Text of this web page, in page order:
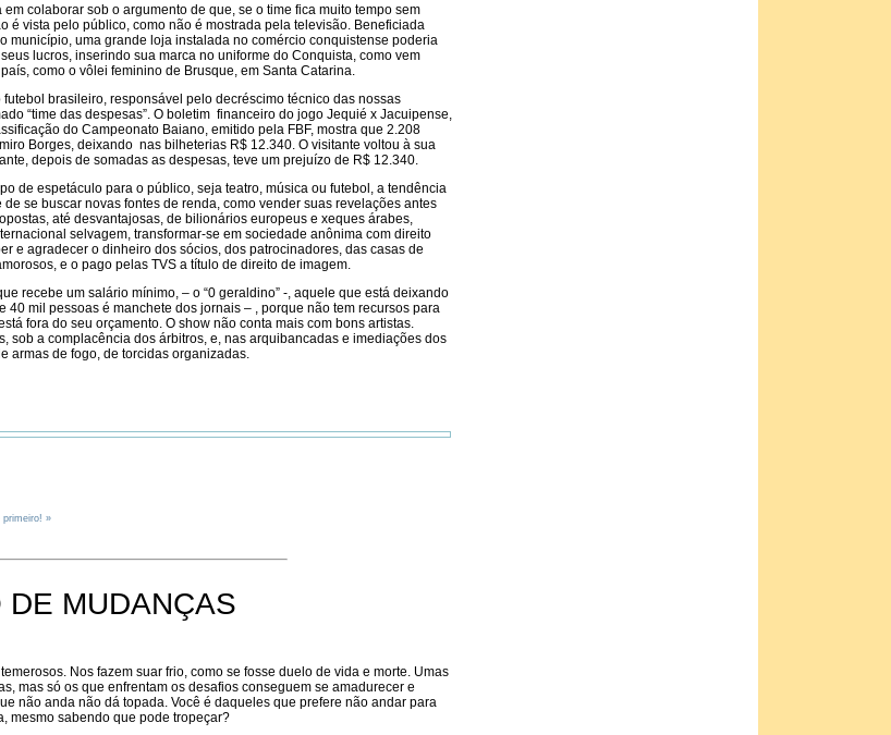
colaborar sob o argumento de que, se o time fica muito tempo sem
é vista pelo público, como não é mostrada pela televisão. Beneficiada
município, uma grande loja instalada no comércio conquistense poderia
lucros, inserindo sua marca no uniforme do Conquista, como vem
como o vôlei feminino de Brusque, em Santa Catarina.
futebol brasileiro, responsável pelo decréscimo técnico das nossas
“time das despesas”. O boletim financeiro do jogo Jequié x Jacuipense,
do Campeonato Baiano, emitido pela FBF, mostra que 2.208
Borges, deixando nas bilheterias R$ 12.340. O visitante voltou à sua
depois de somadas as despesas, teve um prejuízo de R$ 12.340.
de espetáculo para o público, seja teatro, música ou futebol, a tendência
se buscar novas fontes de renda, como vender suas revelações antes
até desvantajosas, de bilionários europeus e xeques árabes,
selvagem, transformar-se em sociedade anônima com direito
e agradecer o dinheiro dos sócios, dos patrocinadores, das casas de
e o pago pelas TVS a título de direito de imagem.
recebe um salário mínimo, – o “0 geraldino” -, aquele que está deixando
40 mil pessoas é manchete dos jornais – , porque não tem recursos para
fora do seu orçamento. O show não conta mais com bons artistas.
sob a complacência dos árbitros, e, nas arquibancadas e imediações dos
armas de fogo, de torcidas organizadas.
primeiro! »
MUDANÇAS
Nos fazem suar frio, como se fosse duelo de vida e morte. Umas
mas só os que enfrentam os desafios conseguem se amadurecer e
não anda não dá topada. Você é daqueles que prefere não andar para
mesmo sabendo que pode tropeçar?